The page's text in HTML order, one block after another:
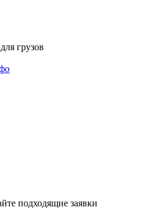
грузов
подходящие заявки